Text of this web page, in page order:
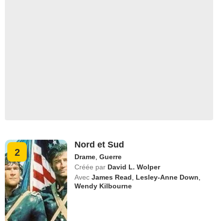
2
Nord et Sud
Drame ,Guerre
Créée par David L. Wolper
Avec James Read Lesley-Anne Down
Wendy Kilbourne